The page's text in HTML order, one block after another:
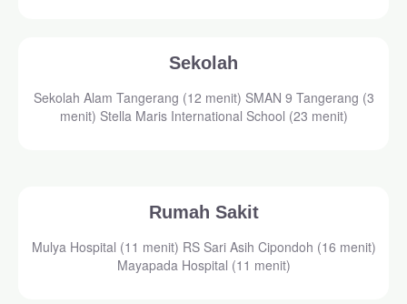
Sekolah
Sekolah Alam Tangerang (12 menit) SMAN 9 Tangerang (3
menit) Stella Maris International School (23 menit)
Rumah Sakit
Mulya Hospital (11 menit) RS Sari Asih Cipondoh (16 menit)
Mayapada Hospital (11 menit)